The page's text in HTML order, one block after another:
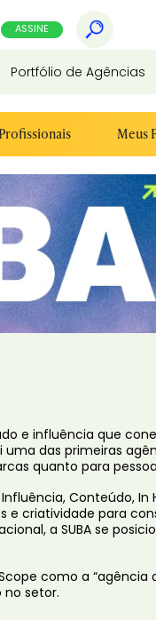
ASSINE
Portfólio de Agências
Profissionais Meus
e influência que
das primeiras
quanto para
Conteúdo,
e criatividade para
a SUBA se
como a
no setor.